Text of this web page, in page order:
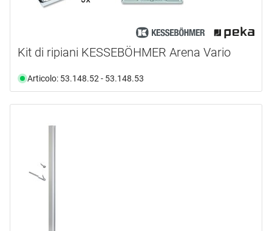
Kit di ripiani KESSEBÖHMER Arena Vario
Articolo: 53.148.52 - 53.148.53